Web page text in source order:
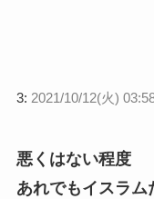
3: 2021/10/12(火)
悪くはない程度
あれでもイスラム